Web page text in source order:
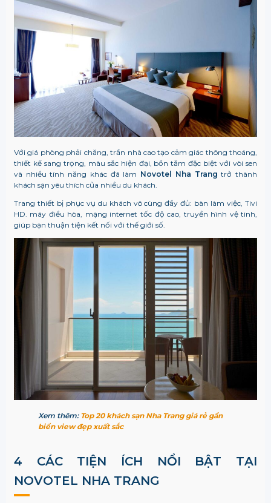
Với giá phòng phải chăng, trần nhà cao tạo cảm giác thông thoáng,
thiết kế sang trọng, màu sắc hiện đại, bồn tắm đặc biệt với vòi sen
và nhiều tính năng khác đã làm Novotel Nha Trang trở thành
khách sạn yêu thích của nhiều du khách.
Trang thiết bị phục vụ du khách vô cùng đầy đủ: bàn làm việc, Tivi
HD. máy điều hòa, mạng internet tốc độ cao, truyền hình vệ tinh,
giúp bạn thuận tiện kết nối với thế giới số.
Xem thêm:Top 20 khách sạn Nha Trang giá rẻ gần
biển view đẹp xuất sắc
4 CÁC TIỆN ÍCH NỔI BẬT TẠI
NOVOTEL NHA TRANG